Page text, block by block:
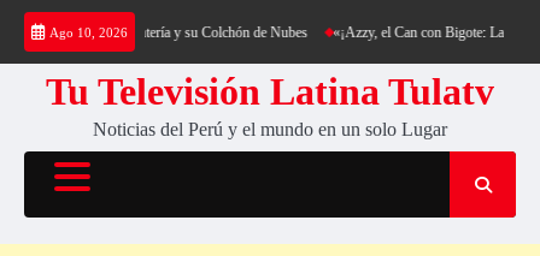
Saltar
contenido
Ago 10, 2026
al Cerro Cantería y su Colchón de Nubes «¡Azzy, el Can con Bigote: La
Tu Televisión Latina Tulatv
Noticias del Perú y el mundo en un solo Lugar